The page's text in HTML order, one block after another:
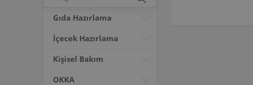
Gıda Hazırlama
İçecek Hazırlama
Kişisel Bakım
OKKA